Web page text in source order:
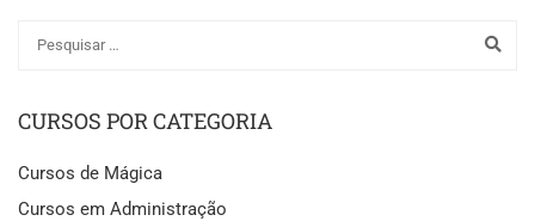
CURSOS POR CATEGORIA
Cursos de Mágica
Cursos em Administração